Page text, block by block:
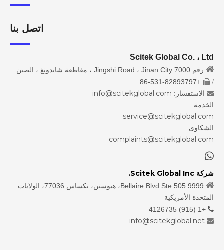
اتصل بنا
Scitek Global Co. ، Ltd
 رقم 7000 Jingshi Road ، Jinan City ، مقاطعة شاندونغ ، الصين
/

+86-531-82893797
 الاستفسار: info@scitekglobal.com
الخدمة:
service@scitekglobal.com
الشكاوى:
complaints@scitekglobal.com

شركة Scitek Global Inc.

9999 Bellaire Blvd Ste 505، هيوستن، تكساس 77036، الولايات
المتحدة الأمريكية

+1 (915) 4126735

info@scitekglobal.net